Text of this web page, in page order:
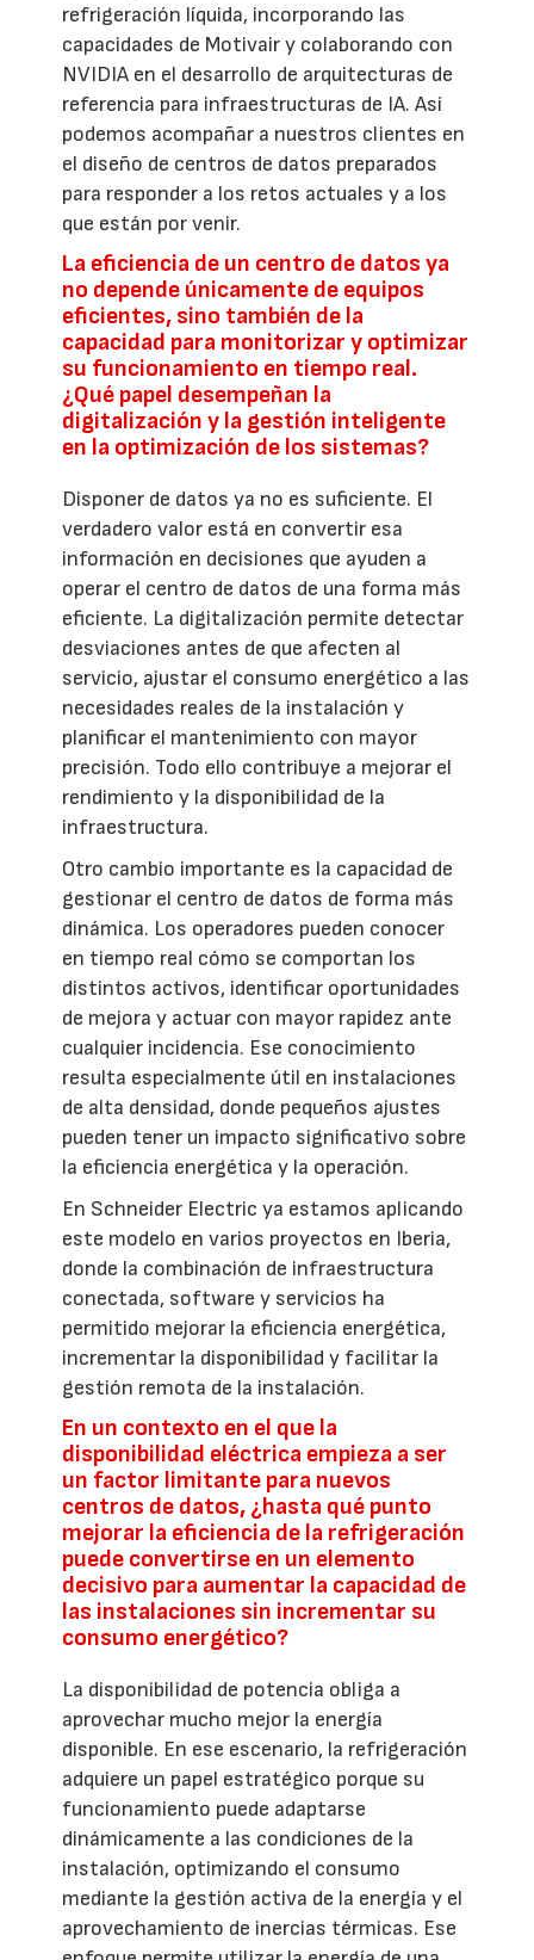
refrigeración líquida, incorporando las
capacidades de Motivair y colaborando con
NVIDIA en el desarrollo de arquitecturas de
referencia para infraestructuras de IA. Así
podemos acompañar a nuestros clientes en
el diseño de centros de datos preparados
para responder a los retos actuales y a los
que están por venir.
La eficiencia de un centro de datos ya
no depende únicamente de equipos
eficientes, sino también de la
capacidad para monitorizar y optimizar
su funcionamiento en tiempo real.
¿Qué papel desempeñan la
digitalización y la gestión inteligente
en la optimización de los sistemas?
Disponer de datos ya no es suficiente. El
verdadero valor está en convertir esa
información en decisiones que ayuden a
operar el centro de datos de una forma más
eficiente. La digitalización permite detectar
desviaciones antes de que afecten al
servicio, ajustar el consumo energético a las
necesidades reales de la instalación y
planificar el mantenimiento con mayor
precisión. Todo ello contribuye a mejorar el
rendimiento y la disponibilidad de la
infraestructura.
Otro cambio importante es la capacidad de
gestionar el centro de datos de forma más
dinámica. Los operadores pueden conocer
en tiempo real cómo se comportan los
distintos activos, identificar oportunidades
de mejora y actuar con mayor rapidez ante
cualquier incidencia. Ese conocimiento
resulta especialmente útil en instalaciones
de alta densidad, donde pequeños ajustes
pueden tener un impacto significativo sobre
la eficiencia energética y la operación.
En Schneider Electric ya estamos aplicando
este modelo en varios proyectos en Iberia,
donde la combinación de infraestructura
conectada, software y servicios ha
permitido mejorar la eficiencia energética,
incrementar la disponibilidad y facilitar la
gestión remota de la instalación.
En un contexto en el que la
disponibilidad eléctrica empieza a ser
un factor limitante para nuevos
centros de datos, ¿hasta qué punto
mejorar la eficiencia de la refrigeración
puede convertirse en un elemento
decisivo para aumentar la capacidad de
las instalaciones sin incrementar su
consumo energético?
La disponibilidad de potencia obliga a
aprovechar mucho mejor la energía
disponible. En ese escenario, la refrigeración
adquiere un papel estratégico porque su
funcionamiento puede adaptarse
dinámicamente a las condiciones de la
instalación, optimizando el consumo
mediante la gestión activa de la energía y el
aprovechamiento de inercias térmicas. Ese